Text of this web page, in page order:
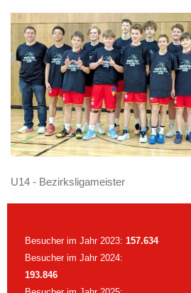
U14 - Bezirksligameister
Besucher im Jahr 2023: 157.634
Besucher im Jahr 2024:
193.846